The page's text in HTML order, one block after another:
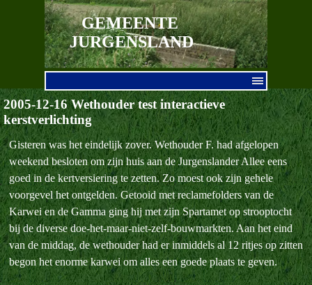
Ga naar de inhoud
GEMEENTE
JURGENSLAND
2005-12-16 Wethouder test interactieve
kerstverlichting
Gisteren was het eindelijk zover. Wethouder F. had afgelopen
weekend besloten om zijn huis aan de Jurgenslander Allee eens
goed in de kertversiering te zetten. Zo moest ook zijn gehele
voorgevel het ontgelden. Getooid met reclamefolders van de
Karwei en de Gamma ging hij met zijn Spartamet op strooptocht
bij de diverse doe-het-maar-niet-zelf-bouwmarkten. Aan het eind
van de middag, de wethouder had er inmiddels al 12 ritjes op zitten
begon het enorme karwei om alles een goede plaats te geven.